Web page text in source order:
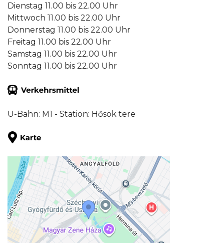
Dienstag 11.00 bis 22.00 Uhr
Mittwoch 11.00 bis 22.00 Uhr
Donnerstag 11.00 bis 22.00 Uhr
Freitag 11.00 bis 22.00 Uhr
Samstag 11.00 bis 22.00 Uhr
Sonntag 11.00 bis 22.00 Uhr
U-Bahn: M1 - Station: Hősök tere